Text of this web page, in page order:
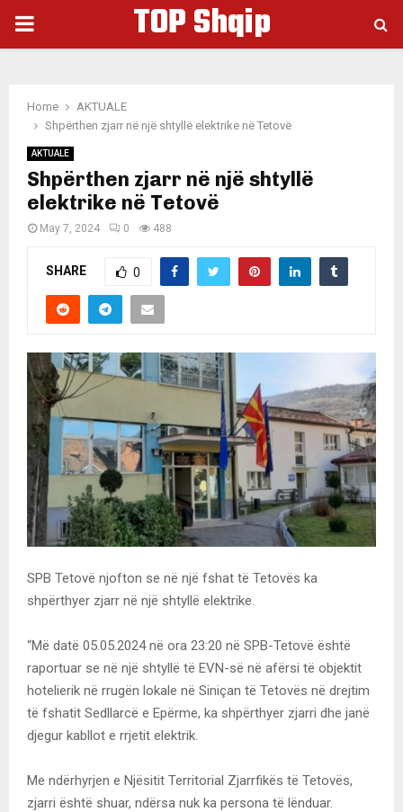
PRIMARY
TOP Shqip
Home
AKTUALE
Shpërthen zjarr në një shtyllë elektrike në Tetovë
AKTUALE
Shpërthen zjarr në një shtyllë
elektrike në Tetovë
May 7, 2024 0 488
SHARE 0
SPB Tetovë njofton se në një fshat të Tetovës ka
shpërthyer zjarr në një shtyllë elektrike.
“Më datë 05.05.2024 në ora 23:20 në SPB-Tetovë është
raportuar se në një shtyllë të EVN-së në afërsi të objektit
hotelierik në rrugën lokale në Siniçan të Tetovës në drejtim
të fshatit Sedllarcë e Epërme, ka shpërthyer zjarri dhe janë
djegur kabllot e rrjetit elektrik.
Me ndërhyrjen e Njësitit Territorial Zjarrfikës të Tetovës,
zjarri është shuar, ndërsa nuk ka persona të lënduar.